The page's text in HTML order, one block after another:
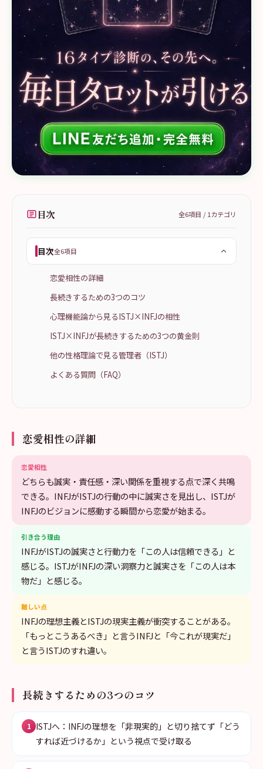
目次 全6項目 / 1カテゴリ
目次全6項目
恋愛相性の詳細
長続きするための3つのコツ
心理機能論から見るISTJ×INFJの相性
ISTJ×INFJが長続きするための3つの黄金則
他の性格理論で見る管理者（ISTJ）
よくある質問（FAQ）
恋愛相性の詳細
恋愛相性
どちらも誠実・責任感・深い関係を重視する点で深く共鳴
できる。INFJがISTJの行動の中に誠実さを見出し、ISTJが
INFJのビジョンに感動する瞬間から恋愛が始まる。
引き合う理由
INFJがISTJの誠実さと行動力を「この人は信頼できる」と
感じる。ISTJがINFJの深い洞察力と誠実さを「この人は本
物だ」と感じる。
難しい点
INFJの理想主義とISTJの現実主義が衝突することがある。
「もっとこうあるべき」と言うINFJと「今これが現実だ」
と言うISTJのすれ違い。
長続きするための3つのコツ
1
ISTJへ：INFJの理想を「非現実的」と切り捨てず「どう
すれば近づけるか」という視点で受け取る